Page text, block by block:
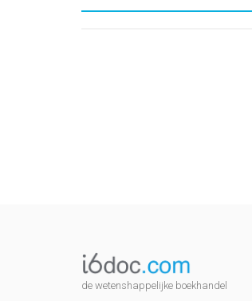
de wetenshappelijke boekhandel